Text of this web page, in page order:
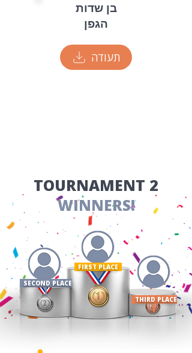
בן שדות
הגפן
תעודה
​TOURNAMENT 2
WINNERS!
THIRD PLACE
FIRST PLACE ​
SECOND PLACE